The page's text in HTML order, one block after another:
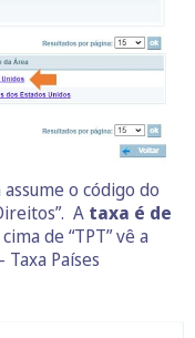
o código do
A taxa é de
de “TPT” vê a
Países